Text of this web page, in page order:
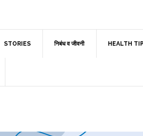
STORIES निबंध व जीवनी HEALTH